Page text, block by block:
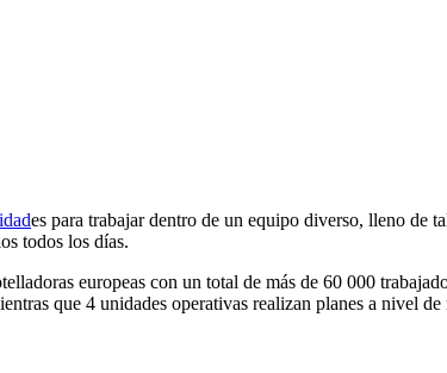
es para trabajar dentro de un equipo diverso, lleno de
todos los días.
europeas con un total de más de 60 000
que 4 unidades operativas realizan planes a nivel de